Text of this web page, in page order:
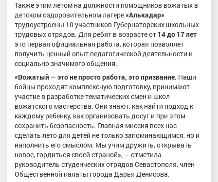
Также этим летом на должности помощников вожатых в
детском оздоровительном лагере «Алькадар»
трудоустроены 10 участников Губернаторских школьных
трудовых отрядов. Для ребят в возрасте от 14до 17 лет
это первая официальная работа, которая позволяет
получить ценный опыт педагогической деятельности и
социально значимого общения.
«Вожатый — это не просто работа, это призвание. Наши
бойцы проходят комплексную подготовку, принимают
участие в разработке тематических смен и школ
вожатского мастерства. Они знают, как найти подход к
каждому ребенку, как организовать досуг и при этом
сохранить безопасность. Главная миссия всех нас —
сделать лето для детей не только запоминающимся, но и
наполнить его смыслом. Мы учим дружить, открывать
новое, гордиться своей страной», — отметила
руководитель студенческих отрядов Севастополя, член
Общественной палаты города Дарья Денисова.